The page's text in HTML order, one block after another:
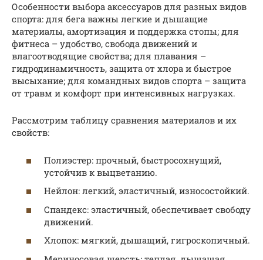
Особенности выбора аксессуаров для разных видов
спорта: для бега важны легкие и дышащие
материалы, амортизация и поддержка стопы; для
фитнеса – удобство, свобода движений и
влагоотводящие свойства; для плавания –
гидродинамичность, защита от хлора и быстрое
высыхание; для командных видов спорта – защита
от травм и комфорт при интенсивных нагрузках.
Рассмотрим таблицу сравнения материалов и их
свойств:
Полиэстер: прочный, быстросохнущий,
устойчив к выцветанию.
Нейлон: легкий, эластичный, износостойкий.
Спандекс: эластичный, обеспечивает свободу
движений.
Хлопок: мягкий, дышащий, гигроскопичный.